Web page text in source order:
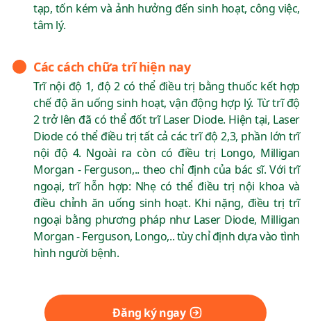
tạp, tốn kém và ảnh hưởng đến sinh hoạt, công việc,
tâm lý.
Các cách chữa trĩ hiện nay
Trĩ nội độ 1, độ 2 có thể điều trị bằng thuốc kết hợp
chế độ ăn uống sinh hoạt, vận động hợp lý. Từ trĩ độ
2 trở lên đã có thể đốt trĩ Laser Diode. Hiện tại, Laser
Diode có thể điều trị tất cả các trĩ độ 2,3, phần lớn trĩ
nội độ 4. Ngoài ra còn có điều trị Longo, Milligan
Morgan - Ferguson,.. theo chỉ định của bác sĩ. Với trĩ
ngoại, trĩ hỗn hợp: Nhẹ có thể điều trị nội khoa và
điều chỉnh ăn uống sinh hoạt. Khi nặng, điều trị trĩ
ngoại bằng phương pháp như Laser Diode, Milligan
Morgan - Ferguson, Longo,.. tùy chỉ định dựa vào tình
hình người bệnh.
Đăng ký ngay